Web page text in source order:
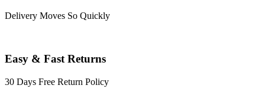
Delivery Moves So Quickly
Easy & Fast Returns
30 Days Free Return Policy